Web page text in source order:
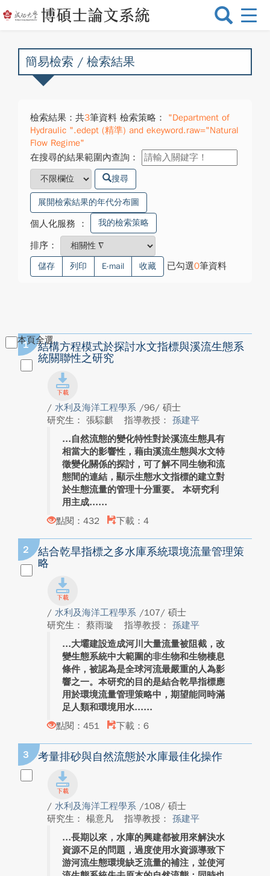
選
換
簡易檢索 / 檢索結果
檢索結果：共3筆資料 檢索策略：
"Department of
Hydraulic ".edept (精準) and ekeyword.raw="Natural
Flow Regime"
在搜尋的結果範圍內查詢：
搜尋
展開檢索結果的年代分布圖
個人化服務 ： 我的檢索策略
排序：
儲存 列印 E-mail 收藏 已勾選0筆資料
本頁全選
1
結構方程模式於探討水文指標與溪流生態系
統關聯性之研究
/ 水利及海洋工程學系 /96/ 碩士
研究生： 張騌麒
指導教授： 孫建平
自然流態的變化特性對於溪流生態具有
相當大的影響性，藉由溪流生態與水文特
徵變化關係的探討，可了解不同生物和流
態間的連結，顯示生態水文指標的建立對
於生態流量的管理十分重要。 本研究利
用主成...
點閱：432
下載：4
2
結合乾旱指標之多水庫系統環境流量管理策
略
/ 水利及海洋工程學系 /107/ 碩士
研究生： 蔡雨璇
指導教授： 孫建平
大壩建設造成河川大量流量被阻截，改
變生態系統中大範圍的非生物和生物棲息
條件，被認為是全球河流最嚴重的人為影
響之一。本研究的目的是結合乾旱指標應
用於環境流量管理策略中，期望能同時滿
足人類和環境用水...
點閱：451
下載：6
3 考量排砂與自然流態於水庫最佳化操作
/ 水利及海洋工程學系 /108/ 碩士
研究生： 楊意凡
指導教授： 孫建平
長期以來，水庫的興建都被用來解決水
資源不足的問題，過度使用水資源導致下
游河流生態環境缺乏流量的補注，並使河